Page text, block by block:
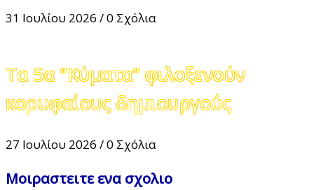
31 Ιουλίου 2026 /0 Σχόλια
Τα 5α “Κύματα” φιλοξενούν
κορυφαίους δημιουργούς
27 Ιουλίου 2026 /0 Σχόλια
Μοιραστειτε ενα σχολιο